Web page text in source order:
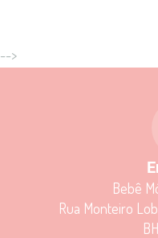
-->
Bebê
Rua Monteiro